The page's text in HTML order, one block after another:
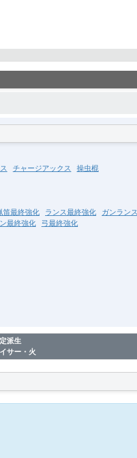
チャージアックス
操虫棍
笛最終強化 ランス最終強化 ガンラン
最終強化
弓最終強化
派生
サー・火